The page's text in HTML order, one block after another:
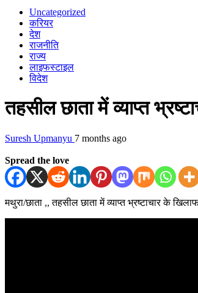
Uncategorized
करियर
देश
राजनीति
राज्य
लाइफस्टाइल
विदेश
तहसील छाता में व्याप्त
Suresh Upmanyu 7 months ago
Spread the love
मथुरा/छाता ,, तहसील छाता में व्याप्त भ्रष्टाचार के